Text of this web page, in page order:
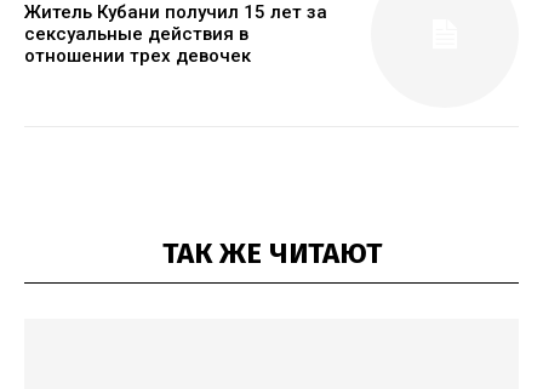
Житель Кубани получил 15 лет за
сексуальные действия в
отношении трех девочек
ТАК ЖЕ ЧИТАЮТ